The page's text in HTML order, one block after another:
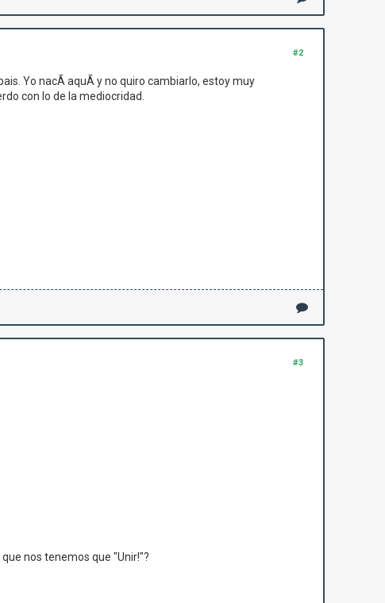
#2
Yo nacÃ­ aquÃ­ y no quiro cambiarlo, estoy muy
con lo de la mediocridad.
#3
nos tenemos que "Unir!"?